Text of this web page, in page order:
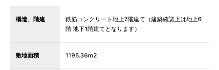
構造、階建
鉄筋コンクリート地上7階建て（建築確認上は地上6
階 地下1階建てとなります）
敷地面積 1195.36m2